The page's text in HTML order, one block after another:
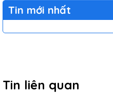
Tin mới nhất
Tin liên quan